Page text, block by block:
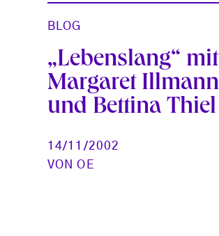
BLOG
„Lebenslang“ mit
Margaret Illmann
und Bettina Thiel
14/11/2002
VONOE